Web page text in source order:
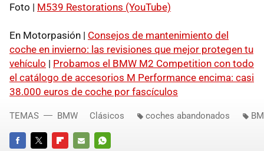
Foto | M539 Restorations (YouTube)
En Motorpasión | Consejos de mantenimiento del
coche en invierno: las revisiones que mejor protegen tu
vehículo | Probamos el BMW M2 Competition con todo
el catálogo de accesorios M Performance encima: casi
38.000 euros de coche por fascículos
TEMAS BMW Clásicos coches abandonados